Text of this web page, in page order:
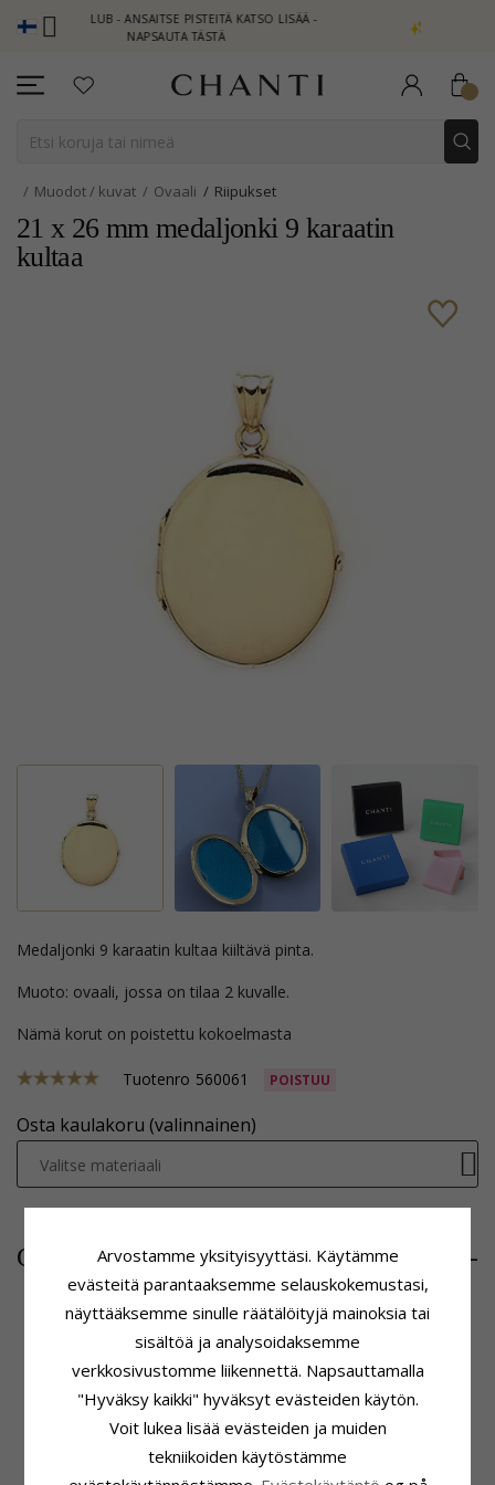
CLUB - ANSAITSE PISTEITÄ KATSO LISÄÄ -
NAPSAUTA TÄSTÄ
NEW COLLECTION |
Muodot / kuvat Ovaali Riipukset
21 x 26 mm medaljonki 9 karaatin
kultaa
medaljonki 9 karaatin kultaa kiiltävä pinta.
Muoto: ovaali, jossa on tilaa 2 kuvalle.
Nämä korut on poistettu kokoelmasta
Tuotenro 560061 POISTUU
Osta kaulakoru (valinnainen)
Valitse materiaali
CHANTI hinta 652,-
ADJEKTIIVIT: 21 x 26 mm
Medaljonki
9 Karaatin Kultaa
Korkeus: 26,0 mm
Suljettu Leveys: 21,1 mm
Avoin Leveys: 37,2 mm
Suljettu Syvyys:
Arvostamme yksityisyyttäsi. Käytämme
evästeitä parantaaksemme selauskokemustasi,
näyttääksemme sinulle räätälöityjä mainoksia tai
sisältöä ja analysoidaksemme
verkkosivustomme liikennettä. Napsauttamalla
"Hyväksy kaikki" hyväksyt evästeiden käytön.
Voit lukea lisää evästeiden ja muiden
tekniikoiden käytöstämme